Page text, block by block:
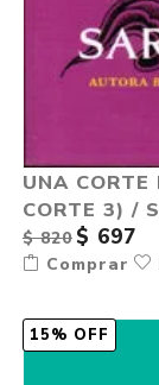
UNA
CORTE 3) /
$ 820 $ 697
Comprar
15% OFF